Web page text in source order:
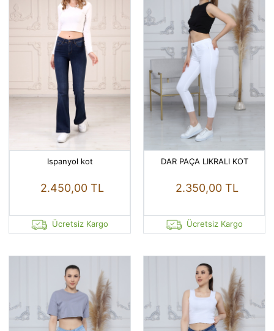
Ispanyol kot
2.450,00 TL
Ücretsiz Kargo
DAR PAÇA LIKRALI KOT
2.350,00 TL
Ücretsiz Kargo